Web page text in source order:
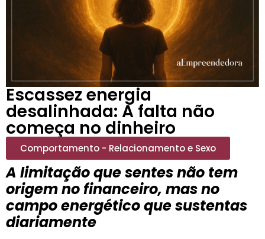
Escassez energia
desalinhada: A falta não
começa no dinheiro
Comportamento - Relacionamento e Sexo
A limitação que sentes não tem
origem no financeiro, mas no
campo energético que sustentas
diariamente